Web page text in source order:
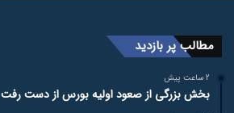
مطالب پر بازدید
2 ساعت پیش
بخش بزرگی از صعود اولیه بورس از دست رفت